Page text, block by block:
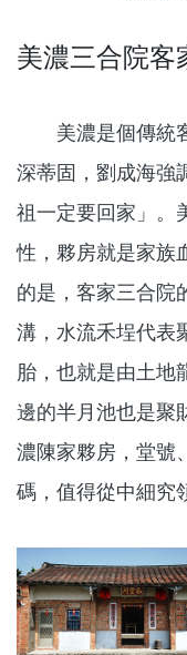
美濃三合院客
美濃是個傳統客
深蒂固，劉成海強
祖一定要回家」。
性，夥房就是家族
的是，客家三合院
溝，水流禾埕代表
胎，也就是由土地
邊的半月池也是聚
濃陳家夥房，堂號
碼，值得從中細究